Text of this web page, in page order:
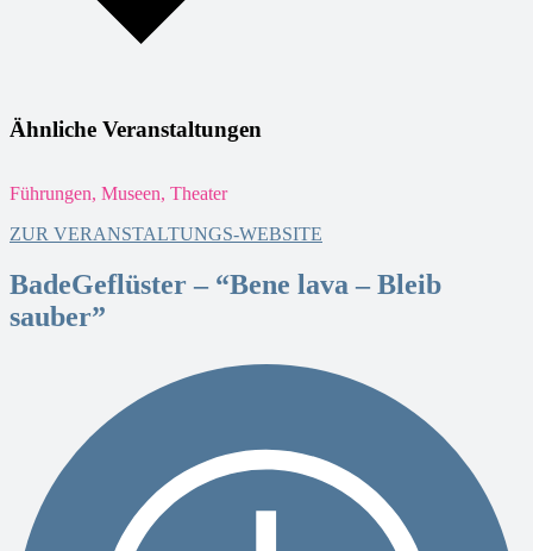
Ähnliche Veranstaltungen
Führungen, Museen, Theater
ZUR VERANSTALTUNGS-WEBSITE
BadeGeflüster – “Bene lava – Bleib
sauber”